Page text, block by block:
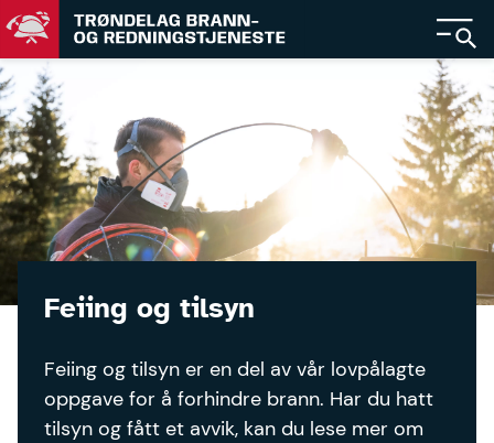
Gå
til
hovedinnhold
Gå
til
forsiden
Feiing og tilsyn
Feiing og tilsyn er en del av vår lovpålagte
oppgave for å forhindre brann. Har du hatt
tilsyn og fått et avvik, kan du lese mer om